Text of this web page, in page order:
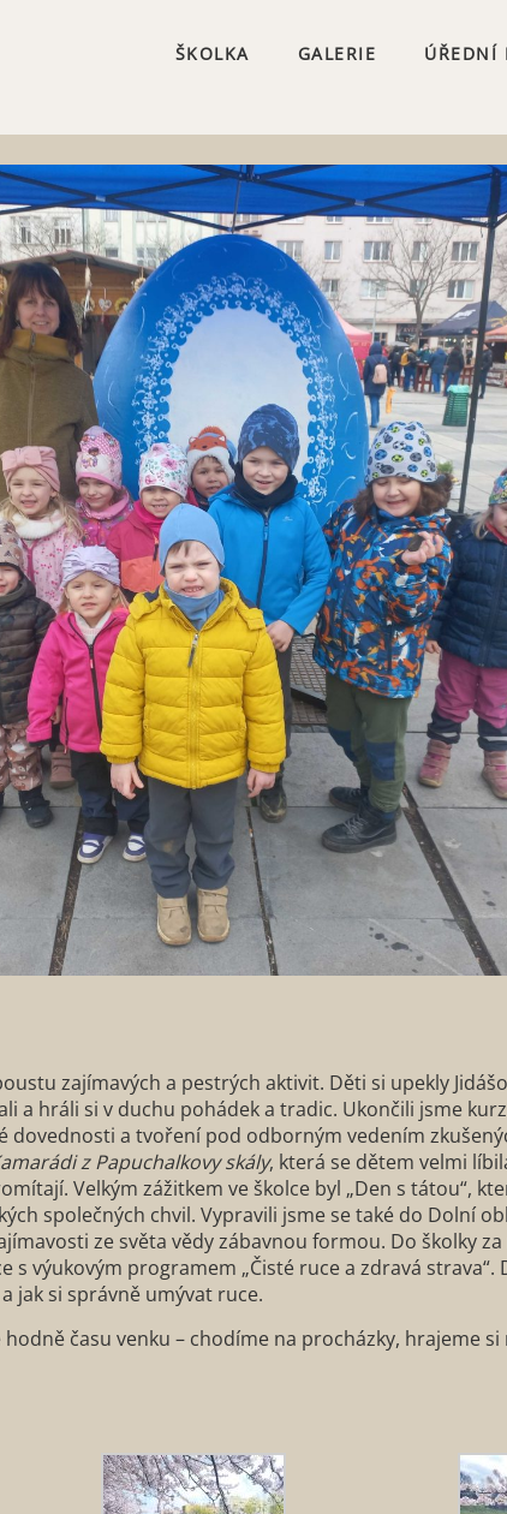
ŠKOLKA GALERIE ÚŘEDNÍ
zajímavých a pestrých aktivit. Děti si upekly
a hráli si v duchu pohádek a tradic. Ukončili jsme
dovednosti a tvoření pod odborným vedením
z Papuchalkovy skály, která se dětem velmi
Velkým zážitkem ve školce byl „Den s tátou“,
společných chvil. Vypravili jsme se také do Dolní
ze světa vědy zábavnou formou. Do školky
s výukovým programem „Čisté ruce a zdravá
jak si správně umývat ruce.
času venku – chodíme na procházky, hrajeme